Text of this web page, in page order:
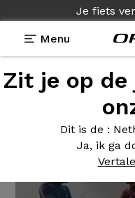
Je fiets
Menu
Zit je op de
Dit is de :
Ja, ik ga
Origine
1 2